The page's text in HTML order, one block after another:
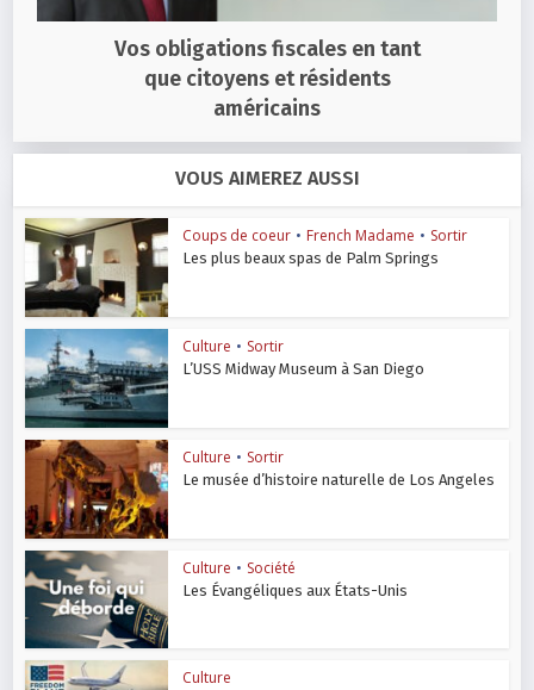
Vos obligations fiscales en tant
que citoyens et résidents
américains
VOUS AIMEREZ AUSSI
Coups de coeur • French Madame • Sortir
Les plus beaux spas de Palm Springs
Culture • Sortir
L’USS Midway Museum à San Diego
Culture • Sortir
Le musée d’histoire naturelle de Los Angeles
Culture • Société
Les Évangéliques aux États-Unis
Culture